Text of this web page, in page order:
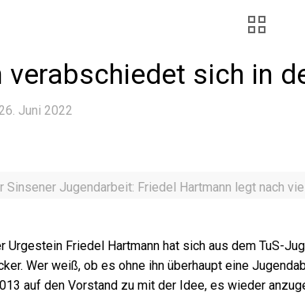
sich in
Juni 2022
Sinsener Jugendarbeit: Friedel Hartmann legt nach
Urgestein Friedel Hartmann hat sich aus dem TuS-
Wer weiß, ob es ohne ihn überhaupt eine
auf den Vorstand zu mit der Idee, es wieder